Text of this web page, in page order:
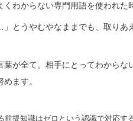
わからない専門用語を使われた
」とうやむやなままでも、取り
葉が全て。相手にとってわから
ます。
提知識はゼロという認識で対応する